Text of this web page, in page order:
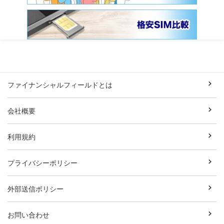
ファイナンシャルフィールドとは
会社概要
利用規約
プライバシーポリシー
外部送信ポリシー
お問い合わせ